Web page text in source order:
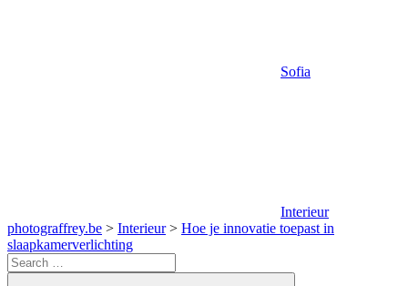
Sofia
Interieur
photograffrey.be > Interieur> Hoe je innovatie toepast in
slaapkamerverlichting
Search
for: